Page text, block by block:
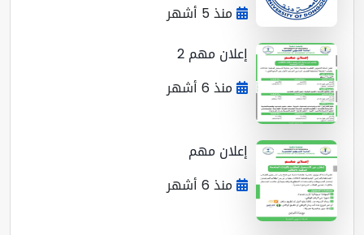
منذ 5 أشهر
إعلان مهم 2
منذ 6 أشهر
إعلان مهم
منذ 6 أشهر